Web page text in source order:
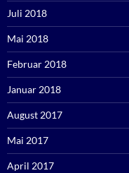
Juli 2018
Mai 2018
Februar 2018
Januar 2018
August 2017
Mai 2017
April 2017